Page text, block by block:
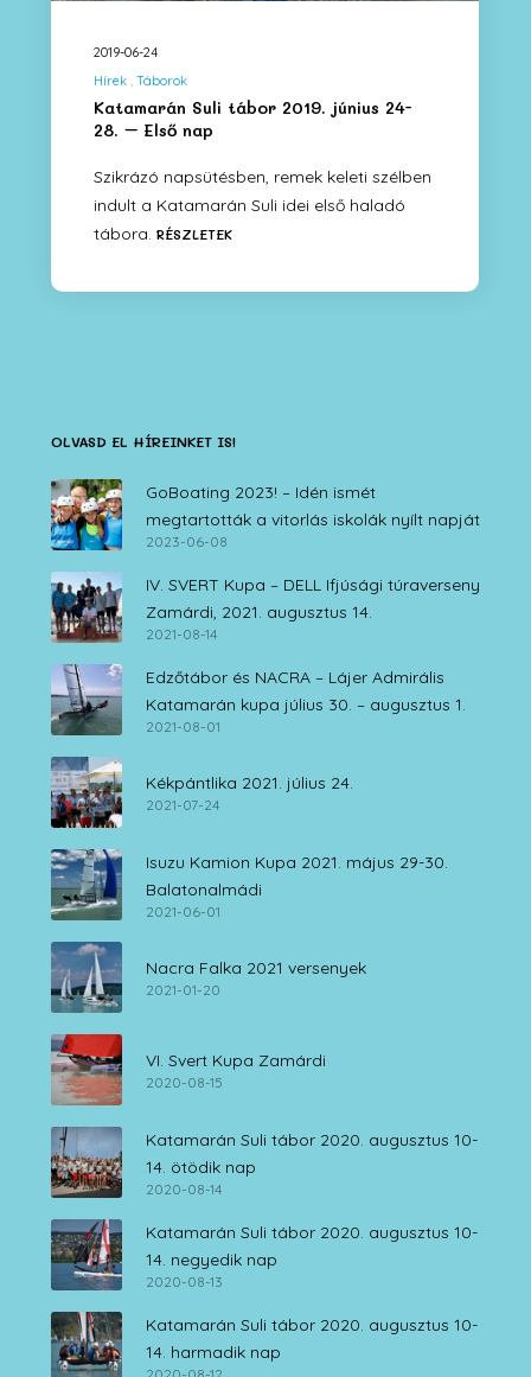
2019-06-24
Hírek
Táborok
Katamarán Suli tábor 2019. június 24-
28. – Első nap
Szikrázó napsütésben, remek keleti szélben
indult a Katamarán Suli idei első haladó
tábora. RÉSZLETEK
OLVASD EL HÍREINKET IS!
GoBoating 2023! – Idén ismét
megtartották a vitorlás iskolák nyílt napját
2023-06-08
IV. SVERT Kupa – DELL Ifjúsági túraverseny
Zamárdi, 2021. augusztus 14.
2021-08-14
Edzőtábor és NACRA – Lájer Admirális
Katamarán kupa július 30. – augusztus 1.
2021-08-01
Kékpántlika 2021. július 24.
2021-07-24
Isuzu Kamion Kupa 2021. május 29-30.
Balatonalmádi
2021-06-01
Nacra Falka 2021 versenyek
2021-01-20
VI. Svert Kupa Zamárdi
2020-08-15
Katamarán Suli tábor 2020. augusztus 10-
14. ötödik nap
2020-08-14
Katamarán Suli tábor 2020. augusztus 10-
14. negyedik nap
2020-08-13
Katamarán Suli tábor 2020. augusztus 10-
14. harmadik nap